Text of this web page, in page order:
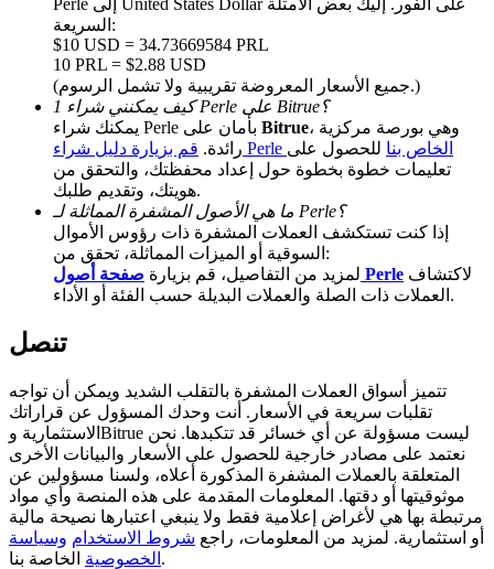
قم بدعوة صديق لتحصل على مكافآت نقدية
BTC Welcome Rewards
Deposit CASHCAT & Win
Share 500000 CASHCAT prize pool
السريعة:
$10 USD = 34.73669584 PRL
10 PRL = $2.88 USD
(جميع الأسعار المعروضة تقريبية ولا تشمل الرسوم.)
كيف يمكنني شراء 1 Perle على Bitrue؟
Bitrue، وهي بورصة مركزية
رائدة.
قم بزيارة دليل شراء Perle الخاص بنا للحصول على
تعليمات خطوة بخطوة حول إعداد محفظتك، والتحقق من
هويتك، وتقديم طلبك.
ما هي الأصول المشفرة المماثلة لـ Perle؟
إذا كنت تستكشف العملات المشفرة ذات رؤوس الأموال
السوقية أو الميزات المماثلة، تحقق من:
لمزيد من التفاصيل، قم بزيارة صفحة أصول Perle
العملات ذات الصلة والعملات البديلة حسب الفئة أو الأداء.
تنصل
تتميز أسواق العملات المشفرة بالتقلب الشديد ويمكن أن تواجه
تقلبات سريعة في الأسعار. أنت وحدك المسؤول عن قراراتك
الاستثمارية وBitrue ليست مسؤولة عن أي خسائر قد تتكبدها. نحن
نعتمد على مصادر خارجية للحصول على الأسعار والبيانات الأخرى
المتعلقة بالعملات المشفرة المذكورة أعلاه، ولسنا مسؤولين عن
موثوقيتها أو دقتها. المعلومات المقدمة على هذه المنصة وأي مواد
مرتبطة بها هي لأغراض إعلامية فقط ولا ينبغي اعتبارها نصيحة مالية
أو استثمارية. لمزيد من المعلومات، راجع شروط الاستخدام وسياسة
الخصوصية الخاصة بنا.